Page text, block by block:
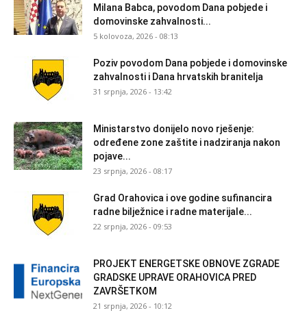
Milana Babca, povodom Dana pobjede i
domovinske zahvalnosti...
5 kolovoza, 2026 - 08:13
Poziv povodom Dana pobjede i domovinske
zahvalnosti i Dana hrvatskih branitelja
31 srpnja, 2026 - 13:42
Ministarstvo donijelo novo rješenje:
određene zone zaštite i nadziranja nakon
pojave...
23 srpnja, 2026 - 08:17
Grad Orahovica i ove godine sufinancira
radne bilježnice i radne materijale...
22 srpnja, 2026 - 09:53
PROJEKT ENERGETSKE OBNOVE ZGRADE
GRADSKE UPRAVE ORAHOVICA PRED
ZAVRŠETKOM
21 srpnja, 2026 - 10:12